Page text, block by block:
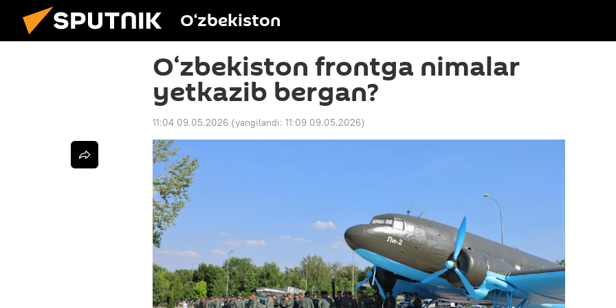
O‘zbekiston
O‘zbekiston frontga nimalar
yetkazib bergan?
11:04 09.05.2026 (yangilandi: 11:09 09.05.2026)